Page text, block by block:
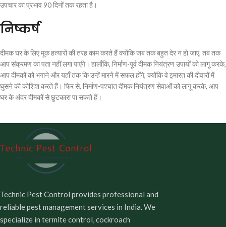
उपचार का प्रभाव 90 दिनों तक रहता है।
निष्कर्ष
दीमक घर के लिए मूक हत्यारों की तरह काम करते हैं क्योंकि जब तक बहुत देर न हो जाए, तब तक
आप संक्रमण का पता नहीं लगा पाएंगे। हालाँकि, निर्माण-पूर्व दीमक नियंत्रण उपायों को लागू करके,
आप दीमकों को भगाने और यहाँ तक कि उन्हें मारने में सफल होंगे, क्योंकि वे इमारत की दीवारों में
घुसने की कोशिश करते हैं। फिर से, निर्माण-पश्चात दीमक नियंत्रण सेवाओं को लागू करके, आप
घर के अंदर दीमकों से छुटकारा पा सकते हैं।
Technic Pest Control provides professional and
reliable pest management services in India. We
specialize in termite control, cockroach